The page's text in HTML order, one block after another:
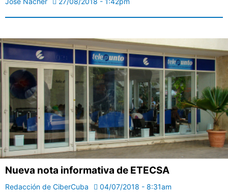
Nueva nota informativa de ETECSA
Redacción de CiberCuba 04/07/2018 - 8:31am